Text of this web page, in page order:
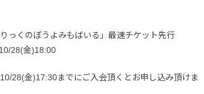
っくのぼうよみもばいる」最速チケット先行
28(金)18:00
28(金)17:30までにご入会頂くとお申し込み頂けま